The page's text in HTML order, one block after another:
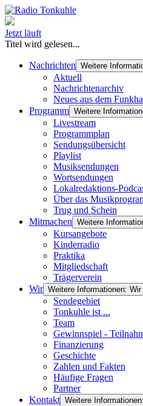
Jetzt läuft
Titel wird gelesen...
Nachrichten Weitere
Aktuell
Nachrichtenarchiv
Neues aus dem
Programm Weitere
Livestream
Programmplan
Sendungsübersicht
Playlist
Musiksendungen
Wortsendungen
Lokalredaktions-
Über das
Trug und Schein
Mitmachen Weitere
Kursangebote
Kinderradio
Praktika
Mitgliedschaft
Trägerverein
Wir Weitere Informationen: Wir
Sendegebiet
Tonkuhle ist ...
Team
Gewinnspiel -
Finanzierung
Geschichte
Zahlen und Fakten
Häufige Fragen
Partner
Kontakt Weitere